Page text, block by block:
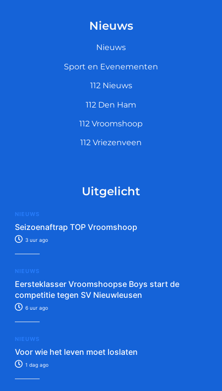
Nieuws
Nieuws
Sport en Evenementen
112 Nieuws
112 Den Ham
112 Vroomshoop
112 Vriezenveen
Uitgelicht
NIEUWS
Seizoenaftrap TOP Vroomshoop
3 uur ago
NIEUWS
Eersteklasser Vroomshoopse Boys start de
competitie tegen SV Nieuwleusen
6 uur ago
NIEUWS
Voor wie het leven moet loslaten
1 dag ago